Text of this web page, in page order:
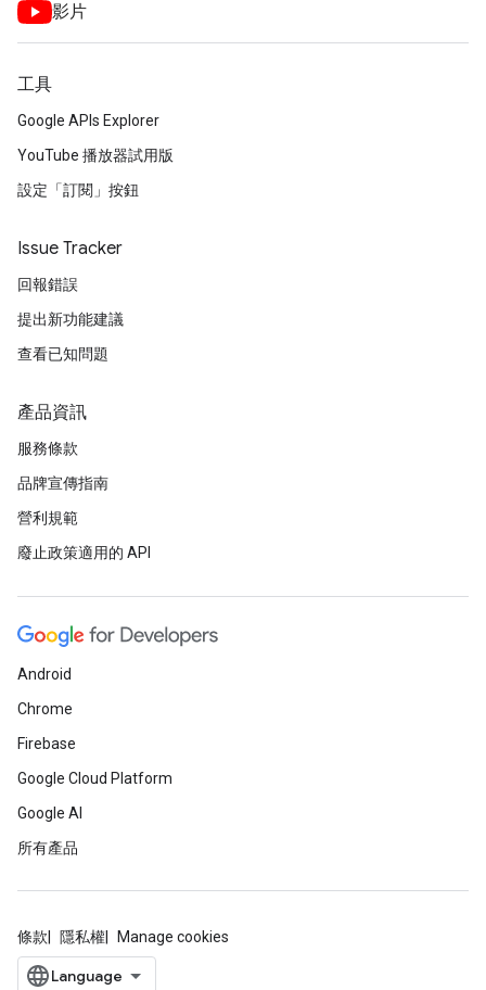
影片
工具
Google APIs Explorer
YouTube 播放器試用版
設定「訂閱」按鈕
Issue Tracker
回報錯誤
提出新功能建議
查看已知問題
產品資訊
服務條款
品牌宣傳指南
營利規範
廢止政策適用的 API
Android
Chrome
Firebase
Google Cloud Platform
Google AI
所有產品
條款 隱私權 Manage cookies